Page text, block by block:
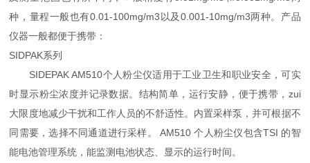
种，量程一般也有0.01-100mg/m3以及0.001-10mg/m3两种。产品
仪器一般都便于携带：
SIDPAK系列
SIDEPAK AM510个人粉尘仪适用于工业卫生和职业安全，可实
时显示粉尘浓度并记录数据。结构简单，运行安静，便于携带，zui
大限度地减少干扰和工作人员的不舒适性。内置采样泵，并可根据不
同需要，选择不同通道进行采样。 AM510 个人粉尘仪包含TSI 的智
能电池管理系统，能监测电池状态、显示的运行时间。